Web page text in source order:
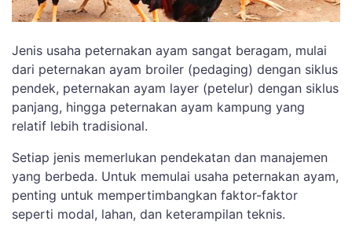
Jenis usaha peternakan ayam sangat beragam, mulai
dari peternakan ayam broiler (pedaging) dengan siklus
pendek, peternakan ayam layer (petelur) dengan siklus
panjang, hingga peternakan ayam kampung yang
relatif lebih tradisional.
Setiap jenis memerlukan pendekatan dan manajemen
yang berbeda. Untuk memulai usaha peternakan ayam,
penting untuk mempertimbangkan faktor-faktor
seperti modal, lahan, dan keterampilan teknis.